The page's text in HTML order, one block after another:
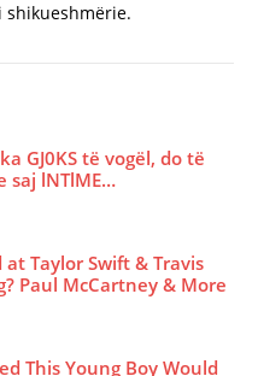
GJ0KS të vogël, do të
saj lNTlME…
Taylor Swift & Travis
Paul McCartney & More
This Young Boy Would